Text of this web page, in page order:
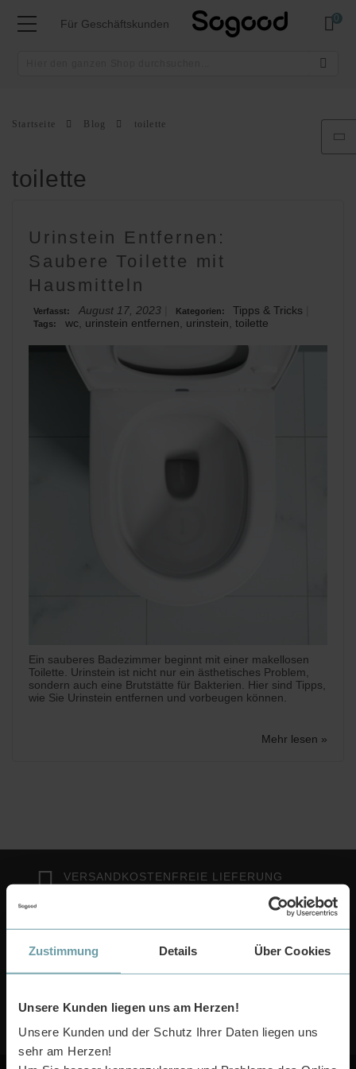
Zustimmung Details Über Cookies
Unsere Kunden liegen uns am Herzen!
Unsere Kunden und der Schutz Ihrer Daten liegen uns
sehr am Herzen!
Für Geschäftskunden
Startseite Blog toilette
toilette
Urinstein Entfernen:
Saubere Toilette mit
Hausmitteln
Verfasst: August 17, 2023 Kategorien: Tipps & Tricks
Tags: wc urinstein entfernen urinstein toilette
Ein sauberes Badezimmer beginnt mit einer makellosen
Toilette. Urinstein ist nicht nur ein ästhetisches Problem,
sondern auch eine Brutstätte für Bakterien. Hier sind Tipps,
wie Sie Urinstein entfernen und vorbeugen können.
Mehr lesen »
VERSANDKOSTENFREIE LIEFERUNG
30 TAGE RÜCKGABERECHT
100% GELD ZURÜCK GARANTIE!
FRAGEN ZUM PRODUKT??
(RODGAU) +49 6106 6667585